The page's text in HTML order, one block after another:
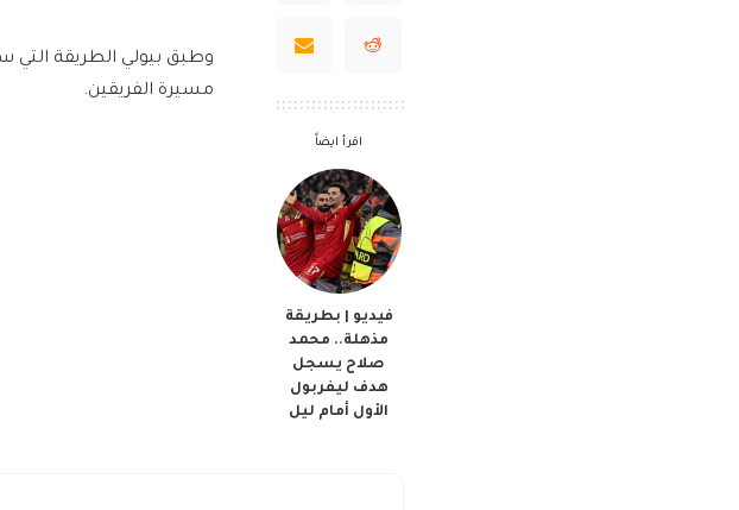
اقرأ ايضاً
فيديو | بطريقة
مذهلة.. محمد
صلاح يسجل
هدف ليفربول
الأول أمام ليل
وطبق بيولي الطريقة التي
مسيرة الفريقين.